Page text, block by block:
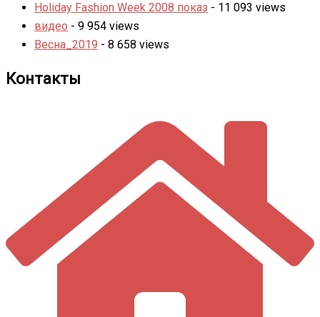
Holiday Fashion Week 2008 показ - 11 093 views
видео - 9 954 views
Весна_2019 - 8 658 views
Контакты